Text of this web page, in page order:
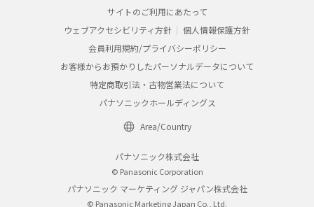
サイトのご利用にあたって
ウェブアクセシビリティ方針
個人情報保護方針
会員利用規約/プライバシーポリシー
お客様からお預かりしたパーソナルデータについて
特定商取引法・古物営業法について
パナソニックホールディングス
Area/Country
パナソニック株式会社
© Panasonic Corporation
パナソニック マーケティング ジャパン株式会社
© Panasonic Marketing Japan Co., Ltd.